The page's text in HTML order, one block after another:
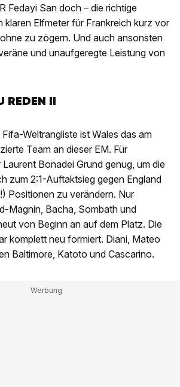
Fedayi San doch – die richtige
klaren Elfmeter für Frankreich kurz vor
zu zögern. Und auch ansonsten
und unaufgeregte Leistung von
REDEN II
Weltrangliste ist Wales das am
Team an dieser EM. Für
Bonadei Grund genug, um die
zum 2:1-Auftaktsieg gegen England
Positionen zu verändern. Nur
Magnin, Bacha, Sombath und
von Beginn an auf dem Platz. Die
komplett neu formiert. Diani, Mateo
Baltimore, Katoto und Cascarino.